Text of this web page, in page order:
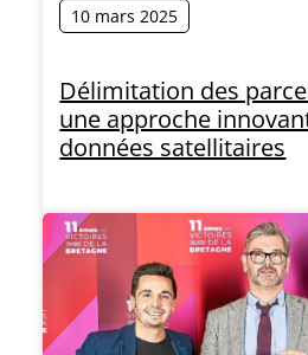
10 mars 2025
Délimitation des
une approche
données satellitaires